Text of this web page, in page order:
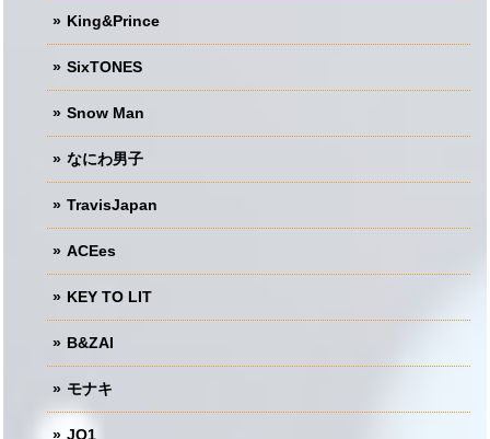
King&Prince
SixTONES
Snow Man
なにわ男子
TravisJapan
ACEes
KEY TO LIT
B&ZAI
モナキ
JO1